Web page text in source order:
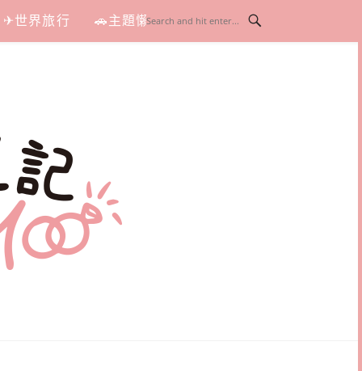
✈世界旅行 🚗主題懶人包